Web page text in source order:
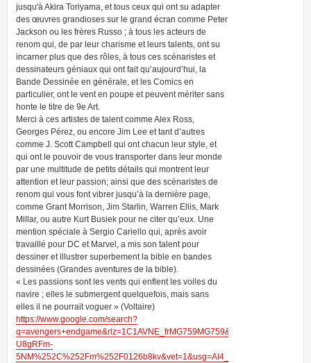
jusqu'à Akira Toriyama, et tous ceux qui ont su adapter
des œuvres grandioses sur le grand écran comme Peter
Jackson ou les frères Russo ; à tous les acteurs de
renom qui, de par leur charisme et leurs talents, ont su
incarner plus que des rôles, à tous ces scénaristes et
dessinateurs géniaux qui ont fait qu’aujourd’hui, la
Bande Dessinée en générale, et les Comics en
particulier, ont le vent en poupe et peuvent mériter sans
honte le titre de 9e Art.
Merci à ces artistes de talent comme Alex Ross,
Georges Pérez, ou encore Jim Lee et tant d’autres
comme J. Scott Campbell qui ont chacun leur style, et
qui ont le pouvoir de vous transporter dans leur monde
par une multitude de petits détails qui montrent leur
attention et leur passion; ainsi que des scénaristes de
renom qui vous font vibrer jusqu’à la dernière page,
comme Grant Morrison, Jim Starlin, Warren Ellis, Mark
Millar, ou autre Kurt Busiek pour ne citer qu’eux. Une
mention spéciale à Sergio Cariello qui, après avoir
travaillé pour DC et Marvel, a mis son talent pour
dessiner et illustrer superbement la bible en bandes
dessinées (Grandes aventures de la bible).
« Les passions sont les vents qui enflent les voiles du
navire ; elles le submergent quelquefois, mais sans
elles il ne pourrait voguer » (Voltaire)
https://www.google.com/search?
U8gRFm-
5NM%252C%252Fm%252F0126b8kv&vet=1&usg=AI4_-